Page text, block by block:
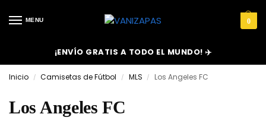
MENU 0
¡ENVÍO GRATIS A TODO EL MUNDO! ✈️
Inicio / Camisetas de Fútbol / MLS / Los Angeles FC
Los Angeles FC